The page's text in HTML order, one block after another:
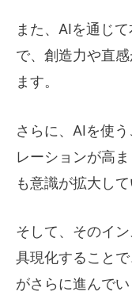
また、AIを通じ
で、創造力や直
ます。
さらに、AIを使
レーションが高
も意識が拡大して
そして、そのイ
具現化すること
がさらに進んでい